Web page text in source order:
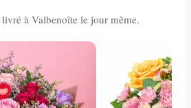
à Valbenoîte le jour même.